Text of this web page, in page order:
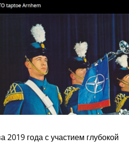
2019 года с участием глубокой